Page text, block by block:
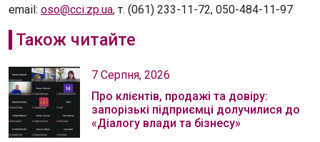
email: oso@cci.zp.ua, т. (061) 233-11-72, 050-484-11-97
Також читайте
7 Серпня, 2026
Про клієнтів, продажі та довіру:
запорізькі підприємці долучилися до
«Діалогу влади та бізнесу»